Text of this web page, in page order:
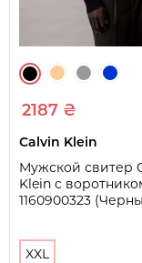
2187 ₴
Calvin Klein
Мужской свитер
Klein с
1160900323
XXL